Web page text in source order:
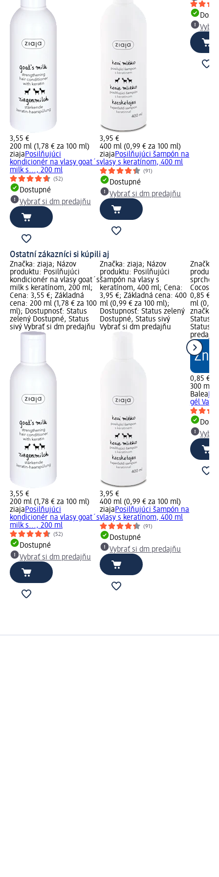
3,55 €
200 ml (1,78 € za 100 ml)
ziajaPosilňujúci
kondicionér na vlasy goat´s
milk s..., 200 ml
(52)
Dostupné
Vybrať si dm predajňu
3,95 €
400 ml (0,99 € za 100 ml)
ziajaPosilňujúci šampón na
vlasy s keratínom, 400 ml
(91)
Dostupné
Vybrať si dm predajňu
Ostatní zákazníci si kúpili aj
Značka: ziaja; Názov
produktu: Posilňujúci
kondicionér na vlasy goat´s
milk s keratínom, 200 ml;
Cena: 3,55 €; Základná
cena: 200 ml (1,78 € za 100
ml); Dostupnosť: Status
zelený Dostupné, Status
sivý Vybrať si dm predajňu
3,55 €
200 ml (1,78 € za 100 ml)
ziajaPosilňujúci
kondicionér na vlasy goat´s
milk s..., 200 ml
(52)
Dostupné
Vybrať si dm predajňu
Značka: ziaja; Názov
produktu: Posilňujúci
šampón na vlasy s
keratínom, 400 ml; Cena:
3,95 €; Základná cena: 400
ml (0,99 € za 100 ml);
Dostupnosť: Status zelený
Dostupné, Status sivý
Vybrať si dm predajňu
3,95 €
400 ml (0,99 € za 100 ml)
ziajaPosilňujúci šampón na
vlasy s keratínom, 400 ml
(91)
Dostupné
Vybrať si dm predajňu
Značka:
Cocos,
0,85 €;
ml (0,28
značka
Status
Status
predajňu
0,85 €
300 ml
Balea
gél